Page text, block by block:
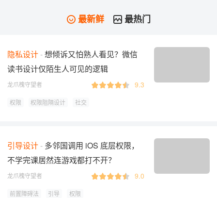
最新鲜 最热门
隐私设计 想倾诉又怕熟人看见？微信
读书设计仅陌生人可见的逻辑
龙爪槐守望者 9.3
权限 权限阻隔设计 社交
引导设计
多邻国调用 iOS 底层权限，
不学完课居然连游戏都打不开？
龙爪槐守望者 9.0
前置障碍法 引导 权限